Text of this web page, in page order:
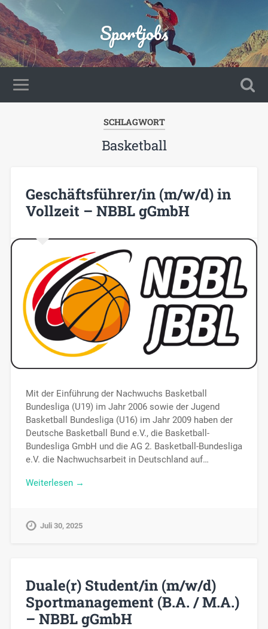
Sportjobs
SCHLAGWORT
Basketball
Geschäftsführer/in (m/w/d) in
Vollzeit – NBBL gGmbH
Mit der Einführung der Nachwuchs Basketball
Bundesliga (U19) im Jahr 2006 sowie der Jugend
Basketball Bundesliga (U16) im Jahr 2009 haben der
Deutsche Basketball Bund e.V., die Basketball-
Bundesliga GmbH und die AG 2. Basketball-Bundesliga
e.V. die Nachwuchsarbeit in Deutschland auf…
Weiterlesen →
Juli 30, 2025
Duale(r) Student/in (m/w/d)
Sportmanagement (B.A. / M.A.)
– NBBL gGmbH